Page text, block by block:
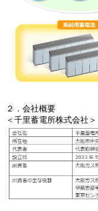
２．会社概要
＜千里蓄電所株式会社＞